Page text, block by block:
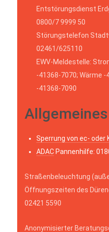
Entstörungsdienst
0800/7 9999 50
Störungstelefon
02461/625110
EWV-Meldestelle:
-41368-7070; Wärme
-41368-7090
Allgemeines
Sperrung von ec- oder
ADACPannenhilfe:
Straßenbeleuchtung
Öffnungszeiten des
02421 5590
Anonymisierter